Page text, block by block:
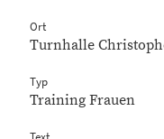
Ort
Turnhalle
Typ
Training Frauen